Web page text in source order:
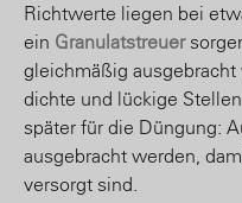
Richtwerte liegen bei
ein Granulatstreuer
gleichmäßig
dichte und lückige
später für die Düngung:
ausgebracht werden,
versorgt sind.